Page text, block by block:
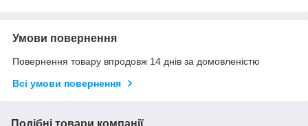
Умови повернення
Повернення товару впродовж 14 днів за домовленістю
Всі умови повернення
Подібні товари компанії